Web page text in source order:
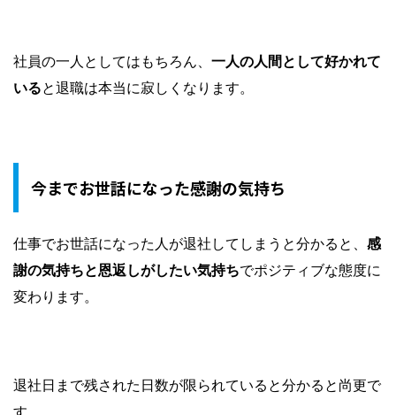
社員の一人としてはもちろん、 一人の人間として好かれて
いると退職は本当に寂しくなります。
今までお世話になった感謝の気持ち
仕事でお世話になった人が退社してしまうと分かると、 感
謝の気持ちと恩返しがしたい気持ちでポジティブな態度に
変わります。
退社日まで残された日数が限られていると分かると尚更で